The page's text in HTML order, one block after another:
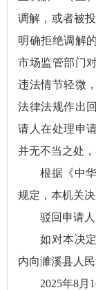
调解，或者被
明确拒绝调解
市场监管部门
违法情节轻微
法律法规作出
请人在处理申
并无不当之处
根据《中
规定，本机关决
驳回申请
如对本决
内向濉溪县人
2025年8月